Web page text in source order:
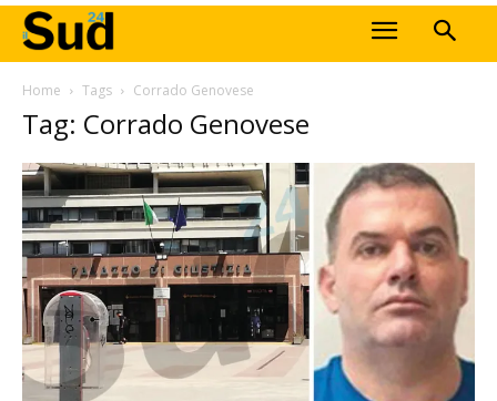
Home Tags Corrado Genovese
Tag: Corrado Genovese